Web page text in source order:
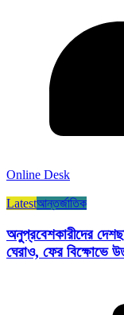
Online Desk
Latestআন্তর্জাতিক
অনুপ্রবেশকারীদের
ঘেরাও, ফের বিক্ষোভে